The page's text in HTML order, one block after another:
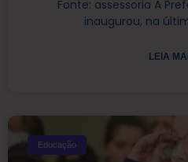
Fonte: assessoria A
inaugurou, na
LEIA
Educação